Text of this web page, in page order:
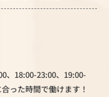
、18:00-23:00、19:00-
った時間で働けます！